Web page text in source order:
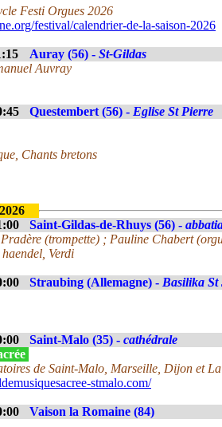
Festi Orgues 2026
festival/calendrier-de-la-saison-2026
Auray (56) - St-Gildas
Auvray
Questembert (56) - Eglise St Pierre
Chants bretons
Saint-Gildas-de-Rhuys (56) -
(trompette) ; Pauline Chabert
Verdi
Straubing (Allemagne) - Basilika St
Saint-Malo (35) - cathédrale
de Saint-Malo, Marseille, Dijon et
stmalo.com/
Vaison la Romaine (84)